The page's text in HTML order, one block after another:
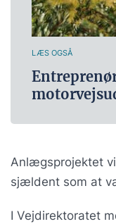
LÆS OGSÅ
Anlægsprojektet
sjældent som at
I Vejdirektoratet